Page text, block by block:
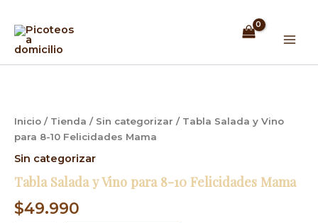
contenido
Inicio / Tienda / Sin categorizar / Tabla Salada y Vino
para 8-10 Felicidades Mama
Sin categorizar
Tabla Salada y Vino para 8-10 Felicidades Mama
$49.990
para
8-
10
Mama
cantidad